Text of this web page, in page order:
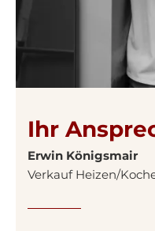
Ihr
Erwin Königsmair
Verkauf Heizen/